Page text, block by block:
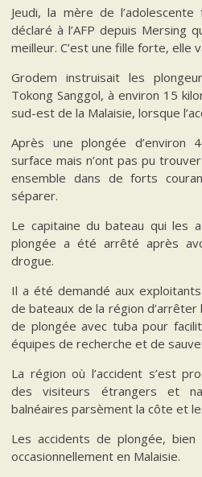
Jeudi, la mère de
déclaré à l’AFP depuis Mersing
meilleur. C’est une fille forte, elle
Grodem instruisait les
Tokong Sanggol, à environ 15
sud-est de la Malaisie, lorsque
Après une plongée
surface mais n’ont pas pu
ensemble dans de forts
séparer.
Le capitaine du bateau qui les
plongée a été arrêté après
drogue.
Il a été demandé aux
de bateaux de la région
de plongée avec tuba pour
équipes de recherche et de
La région où l’accident s’est
des visiteurs étrangers et
balnéaires parsèment la côte et
Les accidents de plongée,
occasionnellement en Malaisie.